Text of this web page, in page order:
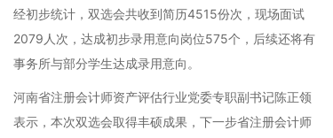
经初步统计，双选会共收到简历4515份次，现场面试
2079人次，达成初步录用意向岗位575个，后续还将有
事务所与部分学生达成录用意向。
河南省注册会计师资产评估行业党委专职副书记陈正领
表示，本次双选会取得丰硕成果，下一步省注册会计师